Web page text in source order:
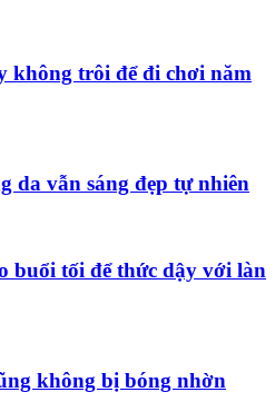
không trôi để đi chơi năm
da vẫn sáng đẹp tự nhiên
buổi tối để thức dậy với làn
không bị bóng nhờn